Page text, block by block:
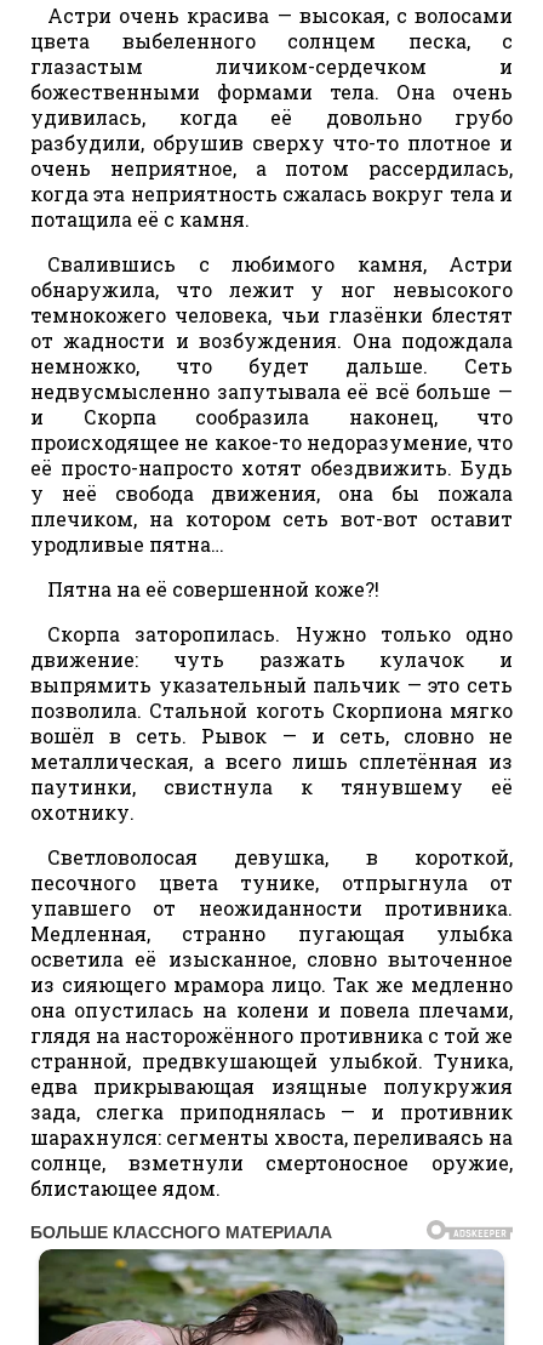
Астри очень красива — высокая, с волосами
цвета выбеленного солнцем песка, с
глазастым личиком-сердечком и
божественными формами тела. Она очень
удивилась, когда её довольно грубо
разбудили, обрушив сверху что-то плотное и
очень неприятное, а потом рассердилась,
когда эта неприятность сжалась вокруг тела и
потащила её с камня.
Свалившись с любимого камня, Астри
обнаружила, что лежит у ног невысокого
темнокожего человека, чьи глазёнки блестят
от жадности и возбуждения. Она подождала
немножко, что будет дальше. Сеть
недвусмысленно запутывала её всё больше —
и Скорпа сообразила наконец, что
происходящее не какое-то недоразумение, что
её просто-напросто хотят обездвижить. Будь
у неё свобода движения, она бы пожала
плечиком, на котором сеть вот-вот оставит
уродливые пятна…
Пятна на её совершенной коже?!
Скорпа заторопилась. Нужно только одно
движение: чуть разжать кулачок и
выпрямить указательный пальчик — это сеть
позволила. Стальной коготь Скорпиона мягко
вошёл в сеть. Рывок — и сеть, словно не
металлическая, а всего лишь сплетённая из
паутинки, свистнула к тянувшему её
охотнику.
Светловолосая девушка, в короткой,
песочного цвета тунике, отпрыгнула от
упавшего от неожиданности противника.
Медленная, странно пугающая улыбка
осветила её изысканное, словно выточенное
из сияющего мрамора лицо. Так же медленно
она опустилась на колени и повела плечами,
глядя на насторожённого противника с той же
странной, предвкушающей улыбкой. Туника,
едва прикрывающая изящные полукружия
зада, слегка приподнялась — и противник
шарахнулся: сегменты хвоста, переливаясь на
солнце, взметнули смертоносное оружие,
блистающее ядом.